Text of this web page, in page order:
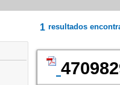
1 resultados